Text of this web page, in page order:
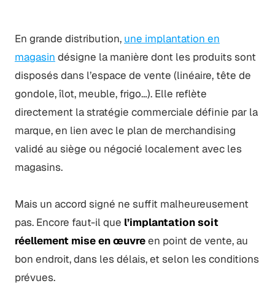
En grande distribution, une implantation en
magasin désigne la manière dont les produits sont
disposés dans l’espace de vente (linéaire, tête de
gondole, îlot, meuble, frigo…). Elle reflète
directement la stratégie commerciale définie par la
marque, en lien avec le plan de merchandising
validé au siège ou négocié localement avec les
magasins.
Mais un accord signé ne suffit malheureusement
pas. Encore faut-il que l’implantation soit
réellement mise en œuvreen point de vente, au
bon endroit, dans les délais, et selon les conditions
prévues.